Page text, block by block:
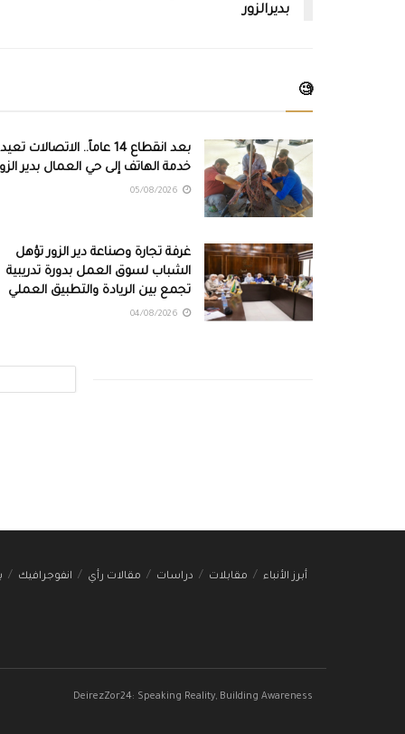
بديرالزور
🧐
بعد انقطاع 14 عاماً.. الاتصالات تعيد
خدمة الهاتف إلى حي العمال بدير
غرفة تجارة وصناعة دير الزور تؤهل
الشباب لسوق العمل بدورة تدريبية
تجمع بين الريادة والتطبيق العملي
أبرز الأنباء مقابلات دراسات مقالات رأي انفوجرافيك
DeirezZor24: Speaking Reality, Building Awareness